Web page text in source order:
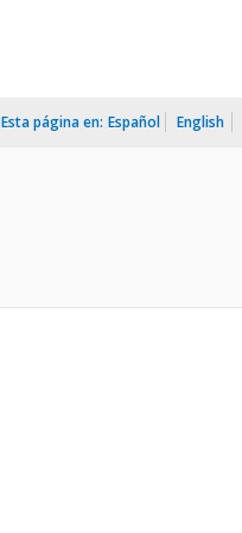
Esta página en: Español English